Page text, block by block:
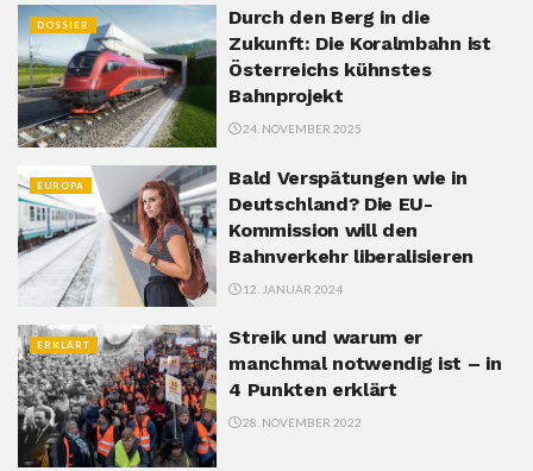
DOSSIER
Durch den Berg in die
Zukunft: Die Koralmbahn ist
Österreichs kühnstes
Bahnprojekt
24. NOVEMBER 2025
EUROPA
Bald Verspätungen wie in
Deutschland? Die EU-
Kommission will den
Bahnverkehr liberalisieren
12. JANUAR 2024
ERKLÄRT
Streik und warum er
manchmal notwendig ist – in
4 Punkten erklärt
28. NOVEMBER 2022